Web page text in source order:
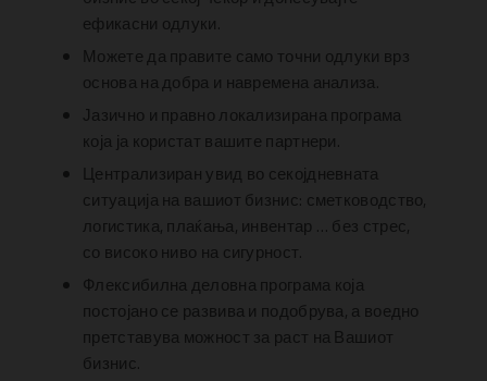
ефикасни одлуки.
Можете да правите само точни одлуки врз
основа на добра и навремена анализа.
Јазично и правно локализирана програма
која ја користат вашите партнери.
Централизиран увид во секојдневната
ситуација на вашиот бизнис: сметководство,
логистика, плаќања, инвентар … без стрес,
со високо ниво на сигурност.
Флексибилна деловна програма која
постојано се развива и подобрува, а воедно
претставува можност за раст на Вашиот
бизнис.